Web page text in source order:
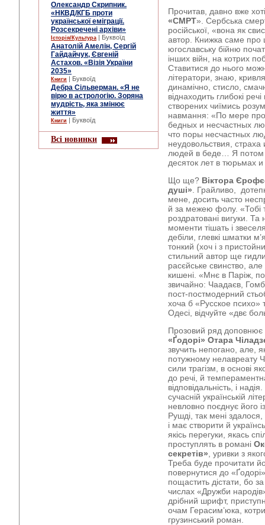
Олександр Скрипник.
«НКВД/КГБ проти
української еміграції.
Розсекречені архіви»
Історія/Культура | Буквоїд
Анатолій Амелін, Сергій
Гайдайчук, Євгеній
Астахов. «Візія України
2035»
Книги | Буквоїд
Дебра Сільверман. «Я не
вірю в астрологію. Зоряна
мудрість, яка змінює
життя»
Книги | Буквоїд
Всі новинки
Прочитав, давно вже
«СМРТ». Сербська
російської, «вона як
автор. Книжка саме про
югославську бійню
інших війн, на котрих
Ставитися до нього
літератори, знаю,
динамічно, стисло,
віднаходить глибокі
створених чиїмись
навмання: «По мере
бедных и несчастных
что поры несчастных
неудовольствия,
людей в беде… Я потом
десяток лет в тюрьмах
Що ще? Віктора
душі» . Грайливо,
мене, досить часто
й за межею фолу. «Тобі
роздратовані вигуки. Та
моменти тішать і
дебіли, глевкі шматки
тонкий (хоч і з
стильний автор ще
расєйське свинство,
кишені. «Мнє в Паріж,
звичайно: Чаадаєв,
пост-постмодерний
хоча б «Русское психо»
Одесі, відчуйте «двє
Прозовий ряд доповнює
«Ґодорі» Отара
звучить непогано, але,
потужному нелавреату
сили трагізм, в основі
до речі, й
відповідальність, і
сучасній українській
невловно поєднує його
Рушді, так мені здалося,
і має створити й
якісь перегуки, якась
проступлять в романі
секретів» , уривки з
Треба буде прочитати
повернутися до
пощастить дістати, бо
числах «Дружби
дрібний шрифт,
очам Герасим’юка,
грузинський роман.